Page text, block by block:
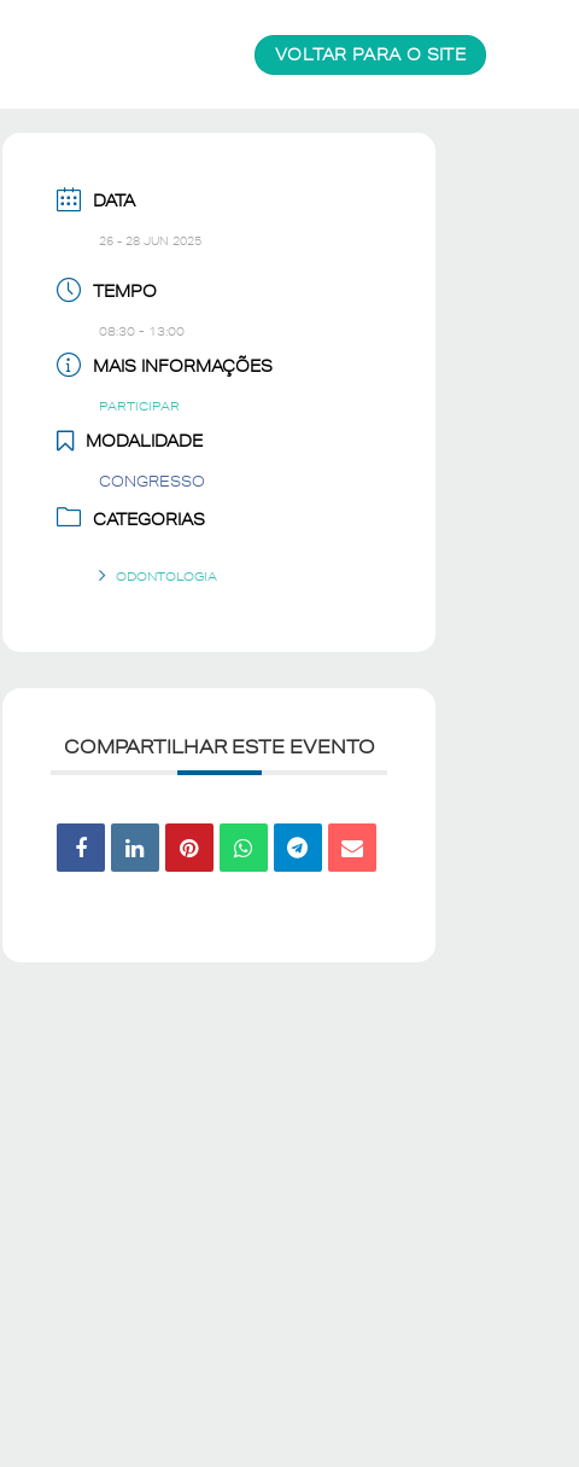
VOLTAR PARA O SITE
DATA
26 - 28 JUN 2025
TEMPO
08:30 - 13:00
MAIS INFORMAÇÕES
PARTICIPAR
MODALIDADE
CONGRESSO
CATEGORIAS
ODONTOLOGIA
COMPARTILHAR ESTE EVENTO